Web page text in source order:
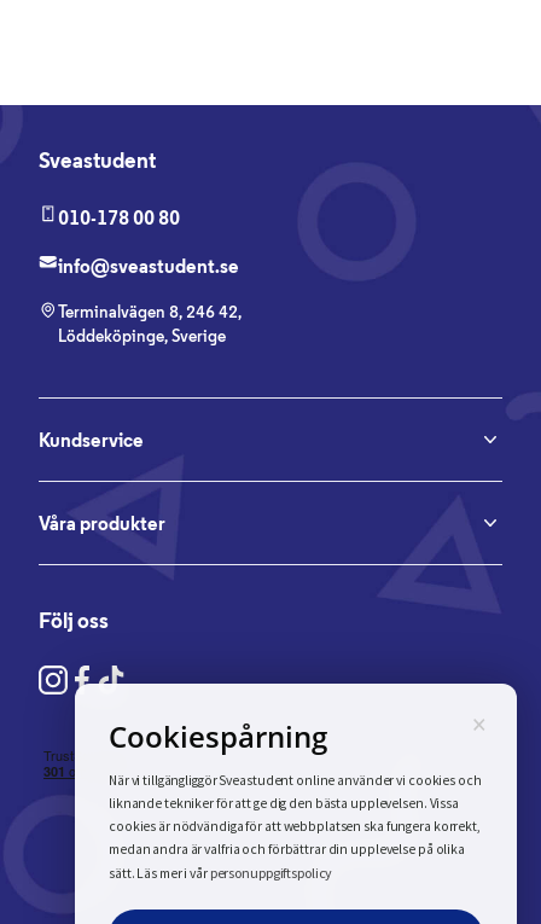
Sveastudent
010-178 00 80
info@sveastudent.se
Terminalvägen 8, 246 42,
Löddeköpinge, Sverige
Kundservice
Våra produkter
Följ oss
×
Cookiespårning
När vi tillgängliggör Sveastudent online använder vi cookies och
liknande tekniker för att ge dig den bästa upplevelsen. Vissa
cookies är nödvändiga för att webbplatsen ska fungera korrekt,
medan andra är valfria och förbättrar din upplevelse på olika
sätt. Läs mer i vår personuppgiftspolicy